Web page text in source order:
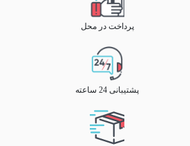
پرداخت در محل
پشتیبانی 24 ساعته